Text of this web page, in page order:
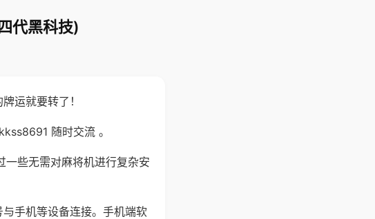
代黑科技)
运就要转了！
随时交流 。
一些无需对麻将机进行复杂安
手机等设备连接。手机端软